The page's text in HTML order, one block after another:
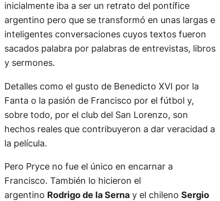
inicialmente iba a ser un retrato del pontífice
argentino pero que se transformó en unas largas e
inteligentes conversaciones cuyos textos fueron
sacados palabra por palabras de entrevistas, libros
y sermones.
Detalles como el gusto de Benedicto XVI por la
Fanta o la pasión de Francisco por el fútbol y,
sobre todo, por el club del San Lorenzo, son
hechos reales que contribuyeron a dar veracidad a
la película.
Pero Pryce no fue el único en encarnar a
Francisco. También lo hicieron el
argentino Rodrigo de la Sernay el chileno Sergio